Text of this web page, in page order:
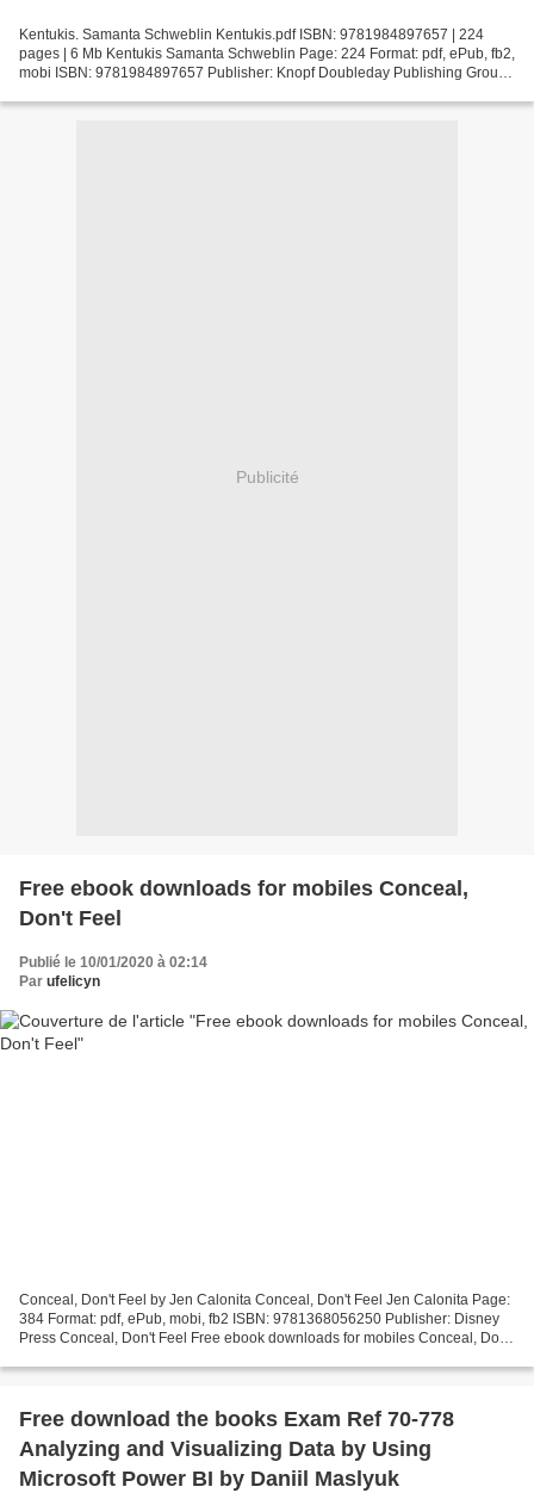
Kentukis. Samanta Schweblin Kentukis.pdf ISBN: 9781984897657 | 224
pages | 6 Mb Kentukis Samanta Schweblin Page: 224 Format: pdf, ePub, fb2,
mobi ISBN: 9781984897657 Publisher: Knopf Doubleday Publishing Group
Publicité
Free ebook downloads for mobiles Conceal,
Don't Feel
Publié le 10/01/2020 à 02:14
Par ufelicyn
Conceal, Don't Feel by Jen Calonita Conceal, Don't Feel Jen Calonita Page:
384 Format: pdf, ePub, mobi, fb2 ISBN: 9781368056250 Publisher: Disney
Press Conceal, Don't Feel Free ebook downloads for mobiles Conceal, Don't
Free download the books Exam Ref 70-778
Analyzing and Visualizing Data by Using
Microsoft Power BI by Daniil Maslyuk